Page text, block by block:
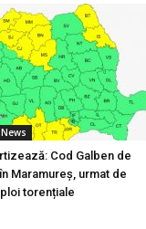
Cod Galben de
Maramureș, urmat de
torențiale